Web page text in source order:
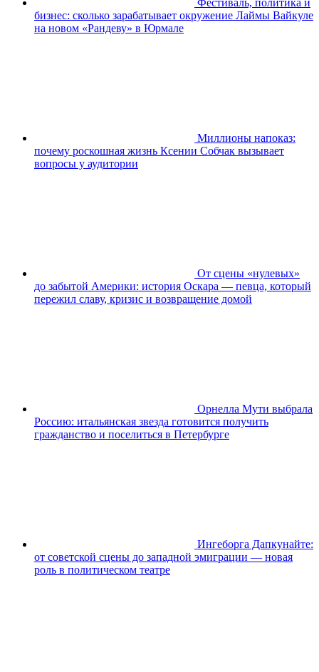
бизнес: сколько зарабатывает окружение Лаймы Вайкуле
на новом «Рандеву» в Юрмале
Миллионы напоказ:
почему роскошная жизнь Ксении Собчак вызывает
вопросы у аудитории
От сцены «нулевых»
до забытой Америки: история Оскара — певца, который
пережил славу, кризис и возвращение домой
Орнелла Мути выбрала
Россию: итальянская звезда готовится получить
гражданство и поселиться в Петербурге
Ингеборга Дапкунайте:
от советской сцены до западной эмиграции — новая
роль в политическом театре